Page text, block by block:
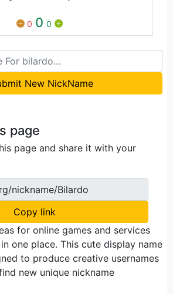
0 0 0
New NickName
page
page and share it with your
nickname/Bilardo
Copy link
for online games and services
one place. This cute display name
to produce creative usernames
new unique nickname